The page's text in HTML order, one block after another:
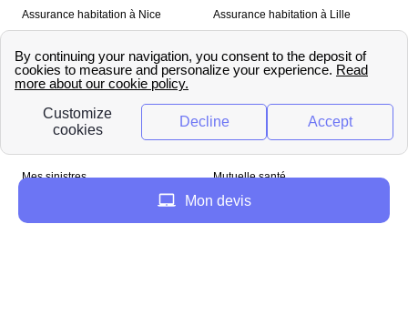
Assurance habitation à Nice
Assurance habitation à Lille
À propos
Qui sommes-nous ? Mentions légales
Mes sinistres
Mutuelle santé
Mon devis